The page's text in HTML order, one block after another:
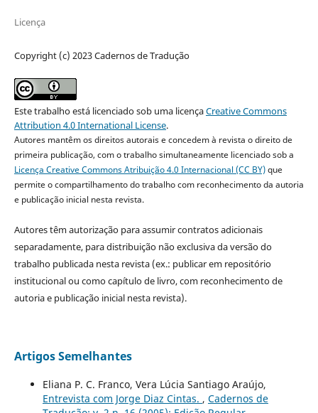
Licença
Copyright (c) 2023 Cadernos de Tradução
Este trabalho está licenciado sob uma licençaCreative Commons
Attribution 4.0 International License.
Autores mantêm os direitos autorais e concedem à revista o direito de
primeira publicação, com o trabalho simultaneamente licenciado sob a
Licença Creative Commons Atribuição 4.0 Internacional (CC BY)que
permite o compartilhamento do trabalho com reconhecimento da autoria
e publicação inicial nesta revista.
Autores têm autorização para assumir contratos adicionais
separadamente, para distribuição não exclusiva da versão do
trabalho publicada nesta revista (ex.: publicar em repositório
institucional ou como capítulo de livro, com reconhecimento de
autoria e publicação inicial nesta revista).
Artigos Semelhantes
Eliana P. C. Franco, Vera Lúcia Santiago Araújo,
Entrevista com Jorge Diaz Cintas. , Cadernos de